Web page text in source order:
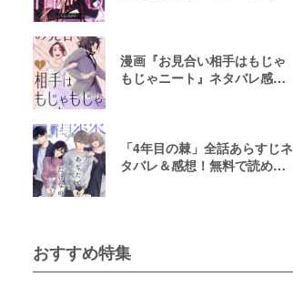
漫画『お見合い相手はもじゃ
もじゃニート』ネタバレ感
「4年目の棘」全話あらすじネ
タバレ＆感想！無料で読め
おすすめ特集